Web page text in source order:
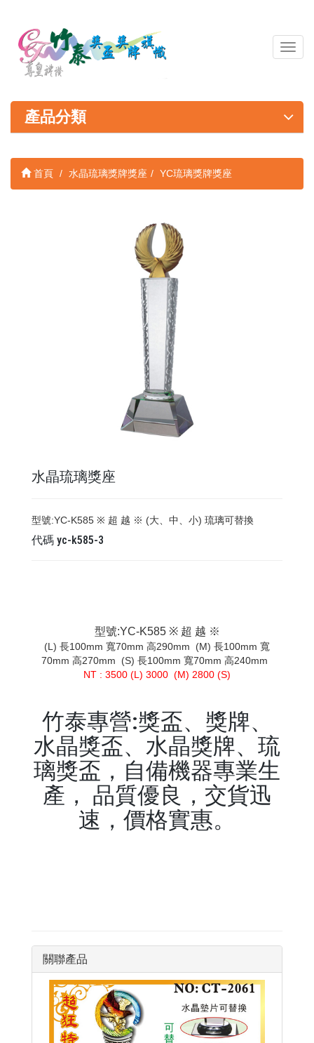
導
覽
關
產品分類
首頁 水晶琉璃獎牌獎座 YC琉璃獎牌獎座
水晶琉璃獎座
型號:YC-K585 ※ 超 越 ※ (大、中、小) 琉璃可替換
代碼 yc-k585-3
型號:YC-K585 ※ 超 越 ※
(L) 長100mm 寬70mm 高290mm (M) 長100mm 寬
70mm 高270mm (S) 長100mm 寬70mm 高240mm
NT : 3500 (L) 3000 (M) 2800 (S)
竹泰專營:獎盃、獎牌、
水晶獎盃、水晶獎牌、琉
璃獎盃，自備機器專業生
產， 品質優良，交貨迅
速，價格實惠。
關聯產品